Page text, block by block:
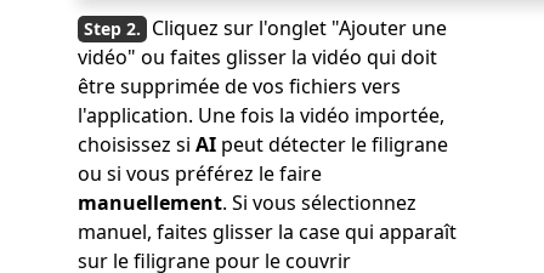
Cliquez sur l'onglet "Ajouter une
vidéo" ou faites glisser la vidéo qui doit
être supprimée de vos fichiers vers
l'application. Une fois la vidéo importée,
choisissez si AI peut détecter le filigrane
ou si vous préférez le faire
manuellement. Si vous sélectionnez
manuel, faites glisser la case qui apparaît
sur le filigrane pour le couvrir